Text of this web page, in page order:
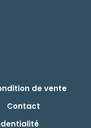
de vente
Contact